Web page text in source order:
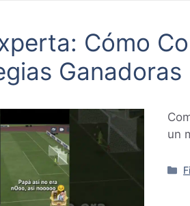
Cómo
Ganadoras
un